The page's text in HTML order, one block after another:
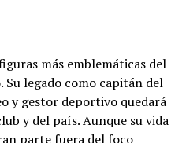
más emblemáticas del
legado como capitán del
y gestor deportivo quedará
y del país. Aunque su vida
parte fuera del foco